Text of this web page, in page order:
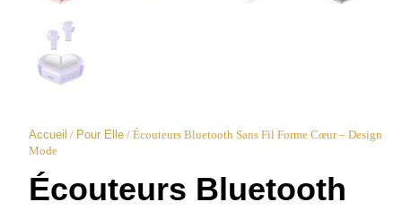
Accueil / Pour Elle/ Écouteurs Bluetooth Sans Fil Forme Cœur – Design
Mode
Écouteurs Bluetooth